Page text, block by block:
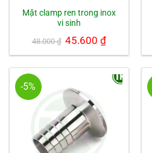
Mặt clamp ren trong inox
vi sinh
48.000₫ Giá
gốc
là:
45.600₫Giá
tại
45.600 ₫.
-5%